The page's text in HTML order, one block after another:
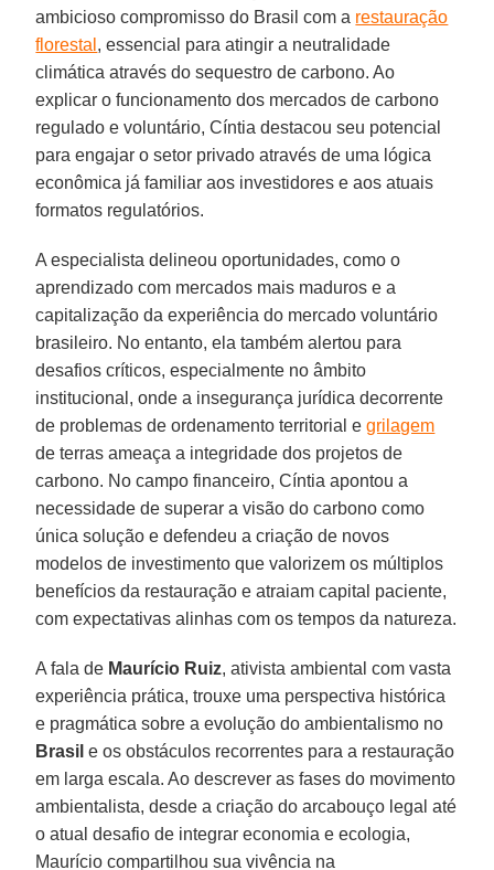
ambicioso compromisso do Brasil com a restauração
florestal , essencial para atingir a neutralidade
climática através do sequestro de carbono. Ao
explicar o funcionamento dos mercados de carbono
regulado e voluntário, Cíntia destacou seu potencial
para engajar o setor privado através de uma lógica
econômica já familiar aos investidores e aos atuais
formatos regulatórios.
A especialista delineou oportunidades, como o
aprendizado com mercados mais maduros e a
capitalização da experiência do mercado voluntário
brasileiro. No entanto, ela também alertou para
desafios críticos, especialmente no âmbito
institucional, onde a insegurança jurídica decorrente
de problemas de ordenamento territorial egrilagem
de terras ameaça a integridade dos projetos de
carbono. No campo financeiro, Cíntia apontou a
necessidade de superar a visão do carbono como
única solução e defendeu a criação de novos
modelos de investimento que valorizem os múltiplos
benefícios da restauração e atraiam capital paciente,
com expectativas alinhas com os tempos da natureza.
A fala de Maurício Ruiz, ativista ambiental com vasta
experiência prática, trouxe uma perspectiva histórica
e pragmática sobre a evolução do ambientalismo no
Brasil e os obstáculos recorrentes para a restauração
em larga escala. Ao descrever as fases do movimento
ambientalista, desde a criação do arcabouço legal até
o atual desafio de integrar economia e ecologia,
Maurício compartilhou sua vivência na